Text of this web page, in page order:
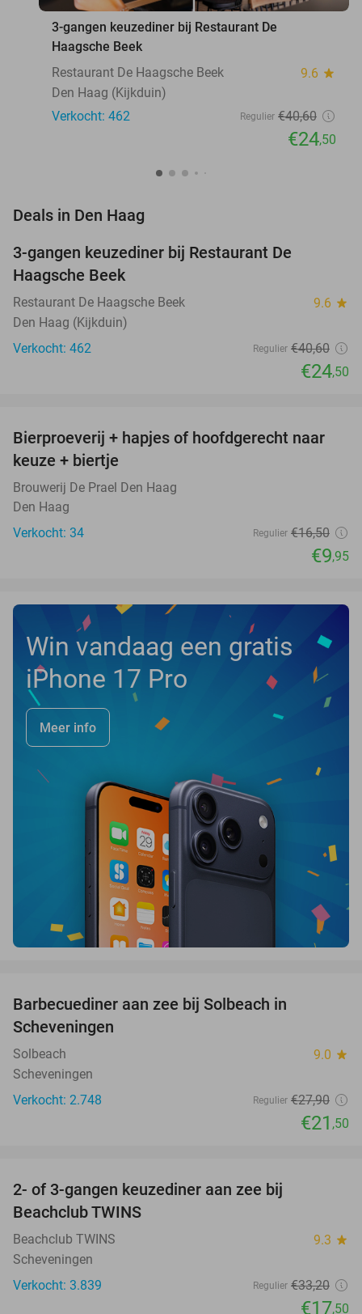
3-gangen keuzediner bij Restaurant De
Haagsche Beek
Restaurant De Haagsche Beek
9.6 star
Den Haag (Kijkduin)
Verkocht: 462
Regulier €40,60
€24,50
Deals in Den Haag
3-gangen keuzediner bij Restaurant De
Haagsche Beek
Restaurant De Haagsche Beek 9.6 star
Den Haag (Kijkduin)
Verkocht: 462
Regulier €40,60
€24,50
40%
NEW
TODAY
Bierproeverij + hapjes of hoofdgerecht naar
keuze + biertje
Brouwerij De Prael Den Haag
Den Haag
Verkocht: 34
Regulier €16,50
€9,95
Win vandaag een gratis
iPhone 17 Pro
Meer info
Barbecuediner aan zee bij Solbeach in
Scheveningen
Solbeach 9.0 star
Scheveningen
Verkocht: 2.748
Regulier €27,90
€21 ,50
2- of 3-gangen keuzediner aan zee bij
Beachclub TWINS
Beachclub TWINS 9.3 star
Scheveningen
Verkocht: 3.839
Regulier €33,20
€17,50